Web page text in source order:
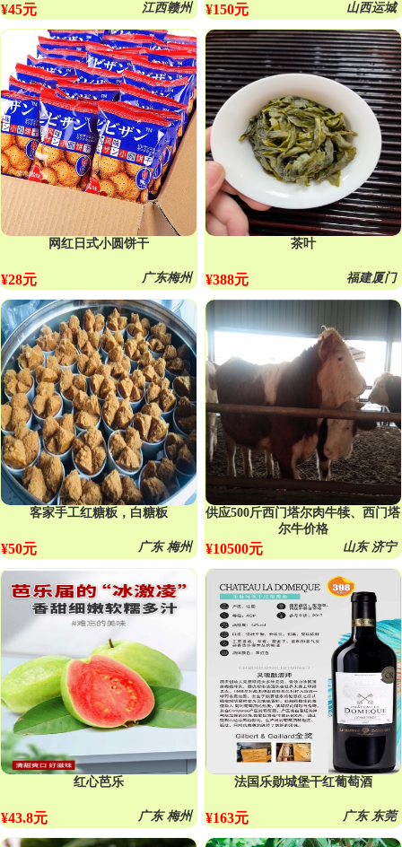
江西赣州
¥45元 山西运城
¥150元
网红日式小圆饼干
广东梅州
¥28元
茶叶
福建厦门
¥388元
客家手工红糖粄，白糖粄
广东 梅州
¥50元
供应500斤西门塔尔肉牛犊、西门塔
尔牛价格
山东 济宁
¥10500元
红心芭乐
广东 梅州
¥43.8元
法国乐勋城堡干红葡萄酒
广东 东莞
¥163元